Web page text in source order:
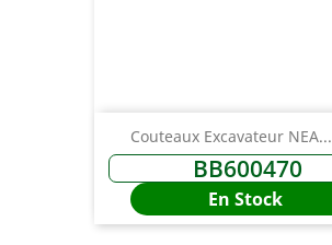
Couteaux Excavateur NEA...
BB600470
En Stock